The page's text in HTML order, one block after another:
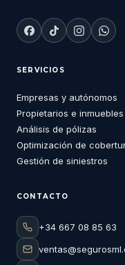
SERVICIOS
Empresas y autónomos
Propietarios e inmuebles
Análisis de pólizas
Optimización de
Gestión de siniestros
CONTACTO
+34 667 08 85 63